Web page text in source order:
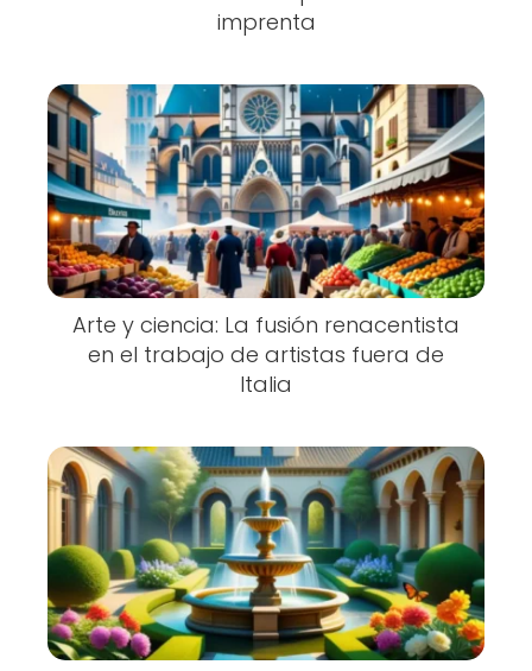
imprenta
Arte y ciencia: La fusión renacentista
en el trabajo de artistas fuera de
Italia